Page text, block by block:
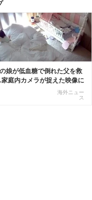
娘が低血糖で倒れた父を救
庭内カメラが捉えた映像に
海外ニュー
ス